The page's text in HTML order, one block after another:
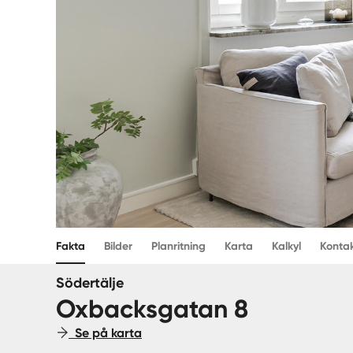
Fakta Bilder Planritning Karta Kalkyl
Södertälje
Oxbacksgatan 8
Se på karta